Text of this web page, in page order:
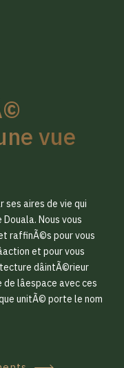
vue
ses aires de vie qui
Nous vous
raffinÃ©s pour vous
et pour vous
dâintÃ©rieur
lâespace avec ces
unitÃ© porte le nom